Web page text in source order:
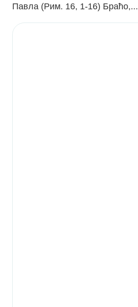
Павла (Рим. 16, 1-16) Браћо,...